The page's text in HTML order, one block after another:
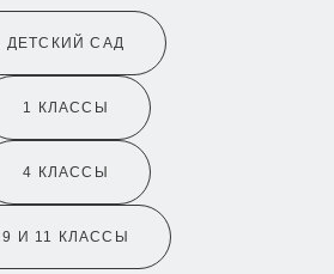
ДЕТСКИЙ САД
1 КЛАССЫ
4 КЛАССЫ
9 И 11 КЛАССЫ